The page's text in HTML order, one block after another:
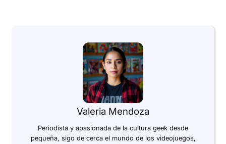
Valeria Mendoza
Periodista y apasionada de la cultura geek desde
pequeña, sigo de cerca el mundo de los videojuegos,